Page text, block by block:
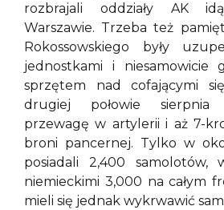
rozbrajali oddziały AK
Warszawie. Trzeba też
Rokossowskiego były
jednostkami i niesamowicie
sprzętem nad cofającymi
drugiej połowie
przewagę w artylerii i aż 7-
broni pancernej. Tylko w
posiadali 2,400 samolotów,
niemieckimi 3,000 na całym
mieli się jednak wykrwawić